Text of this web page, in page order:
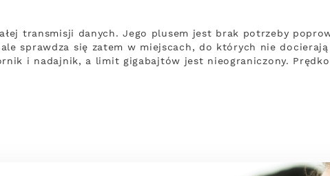
transmisji danych. Jego plusem jest brak potrzeby
sprawdza się zatem w miejscach, do których nie
i nadajnik, a limit gigabajtów jest nieograniczony.